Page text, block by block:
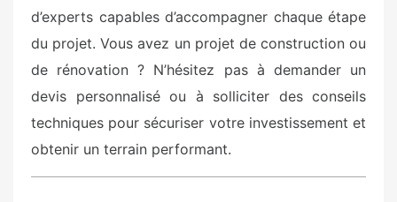
d’experts capables d’accompagner chaque étape
du projet. Vous avez un projet de construction ou
de rénovation ? N’hésitez pas à demander un
devis personnalisé ou à solliciter des conseils
techniques pour sécuriser votre investissement et
obtenir un terrain performant.